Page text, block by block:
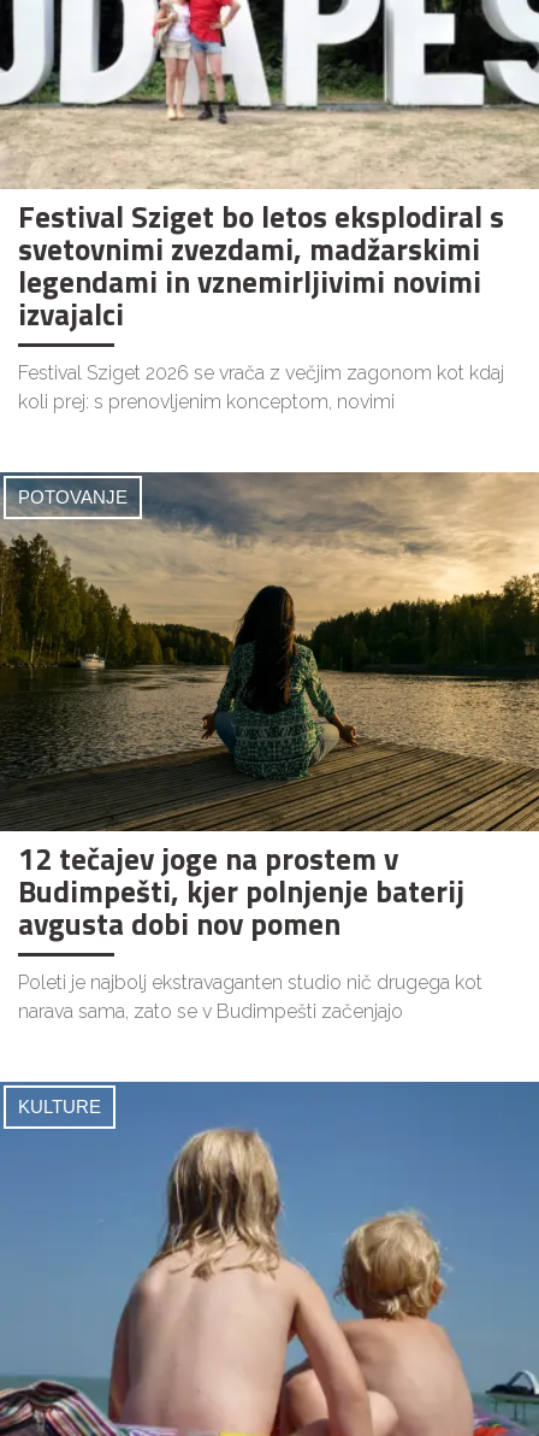
Festival Sziget bo letos eksplodiral s
svetovnimi zvezdami, madžarskimi
legendami in vznemirljivimi novimi
izvajalci
Festival Sziget 2026 se vrača z večjim zagonom kot kdaj
koli prej: s prenovljenim konceptom, novimi
POTOVANJE
12 tečajev joge na prostem v
Budimpešti, kjer polnjenje baterij
avgusta dobi nov pomen
Poleti je najbolj ekstravaganten studio nič drugega kot
narava sama, zato se v Budimpešti začenjajo
KULTURE